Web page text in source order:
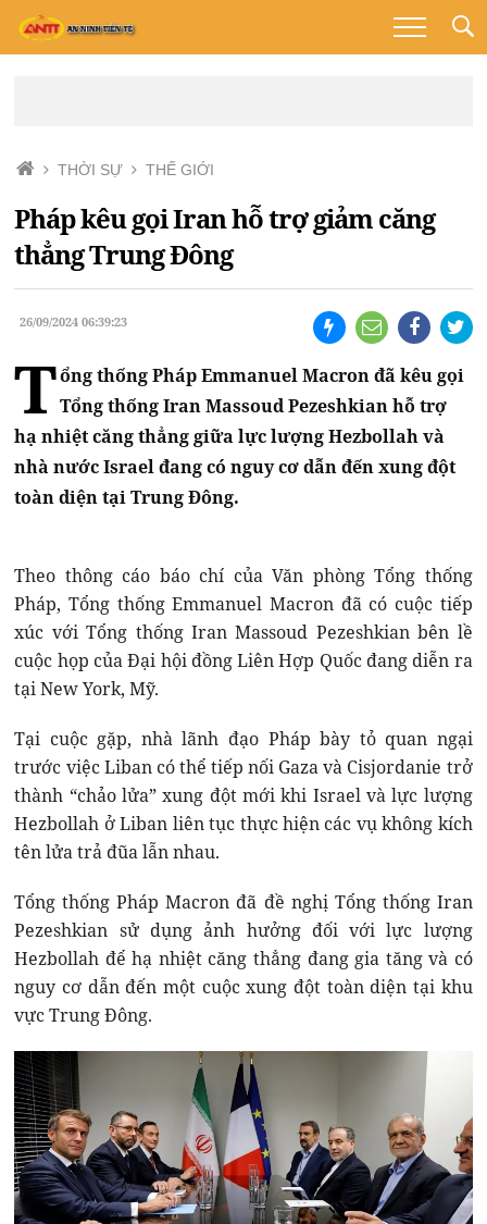
THỜI SỰ THẾ GIỚI
Pháp kêu gọi Iran hỗ trợ giảm căng
thẳng Trung Đông
26/09/2024 06:39:23
Tổng thống Pháp Emmanuel Macron đã kêu gọi
Tổng thống Iran Massoud Pezeshkian hỗ trợ
hạ nhiệt căng thẳng giữa lực lượng Hezbollah và
nhà nước Israel đang có nguy cơ dẫn đến xung đột
toàn diện tại Trung Đông.
Theo thông cáo báo chí của Văn phòng Tổng thống
Pháp, Tổng thống Emmanuel Macron đã có cuộc tiếp
xúc với Tổng thống Iran Massoud Pezeshkian bên lề
cuộc họp của Đại hội đồng Liên Hợp Quốc đang diễn ra
tại New York, Mỹ.
Tại cuộc gặp, nhà lãnh đạo Pháp bày tỏ quan ngại
trước việc Liban có thể tiếp nối Gaza và Cisjordanie trở
thành “chảo lửa” xung đột mới khi Israel và lực lượng
Hezbollah ở Liban liên tục thực hiện các vụ không kích
tên lửa trả đũa lẫn nhau.
Tổng thống Pháp Macron đã đề nghị Tổng thống Iran
Pezeshkian sử dụng ảnh hưởng đối với lực lượng
Hezbollah để hạ nhiệt căng thẳng đang gia tăng và có
nguy cơ dẫn đến một cuộc xung đột toàn diện tại khu
vực Trung Đông.